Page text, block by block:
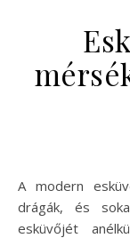
A modern esküvői szertartások gyakran elképesztően
drágák, és
esküvőjét